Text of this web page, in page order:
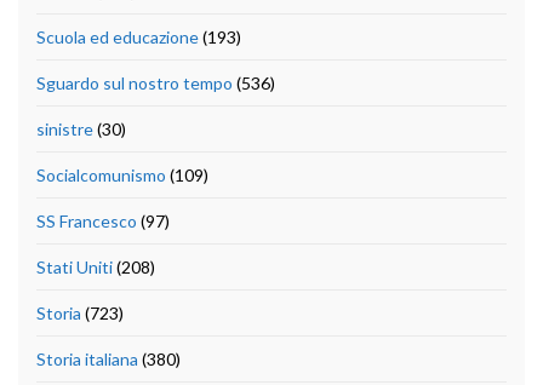
Scuola ed educazione(193)
Sguardo sul nostro tempo (536)
sinistre(30)
Socialcomunismo (109)
SS Francesco (97)
Stati Uniti(208)
Storia (723)
Storia italiana (380)